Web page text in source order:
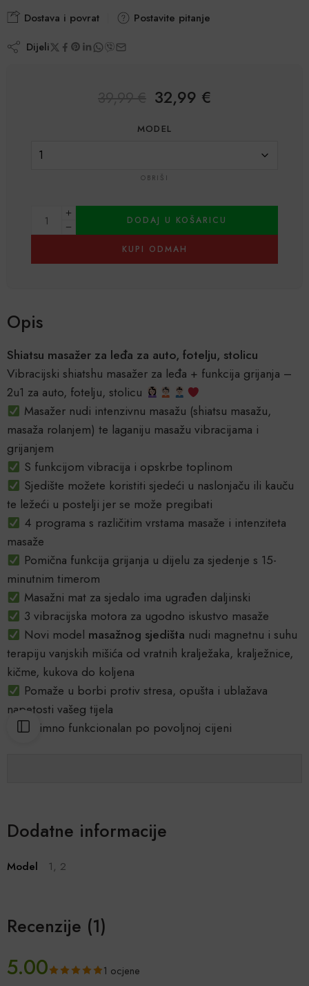
Korisnička
ocjena:
5.00
ukupno 5 (
Dostava i povrat Postavite pitanje
Dijeli
39,99 32,99 €
MODEL
OBRIŠI
DODAJ U KOŠARICU
KUPI ODMAH
Opis
Shiatsu masažer za leđa za auto, fotelju, stolicu
Vibracijski shiatshu masažer za leđa + funkcija grijanja –
2u1 za auto, fotelju, stolicu
Masažer nudi intenzivnu masažu (shiatsu masažu,
masaža rolanjem) te laganiju masažu vibracijama i
grijanjem
S funkcijom vibracija i opskrbe toplinom
Sjedište možete koristiti sjedeći u naslonjaču ili kauču
te ležeći u postelji jer se može pregibati
4 programa s različitim vrstama masaže i intenziteta
masaže
Pomična funkcija grijanja u dijelu za sjedenje s 15-
minutnim timerom
Masažni mat za sjedalo ima ugrađen daljinski
3 vibracijska motora za ugodno iskustvo masaže
Novi model masažnog sjedišta nudi magnetnu i suhu
terapiju vanjskih mišića od vratnih kralježaka, kralježnice,
kičme, kukova do koljena
Pomaže u borbi protiv stresa, opušta i ublažava
napetosti vašeg tijela
Iznimno funkcionalan po povoljnoj cijeni
Dodatne informacije
Model 1, 2
Recenzije (1)
5.00 1 ocjene